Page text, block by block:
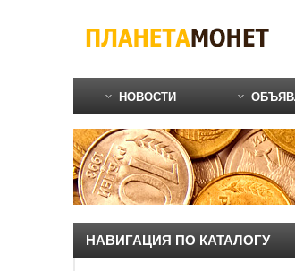
НОВОСТИ
НАВИГАЦИЯ ПО КАТАЛОГУ